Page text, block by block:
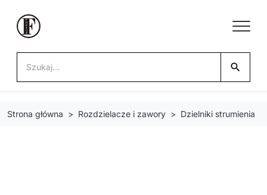
search
Strona główna Rozdzielacze i zawory Dzielniki strumienia